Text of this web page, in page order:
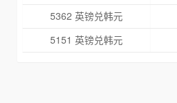
5362 英镑兑韩元
5151 英镑兑韩元